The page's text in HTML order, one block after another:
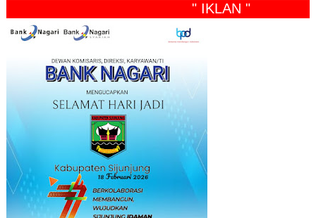
" IKLAN "